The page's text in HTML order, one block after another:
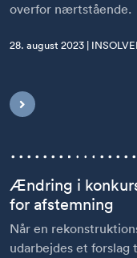
overfor nærtstående.
28. august 2023 |
Ændring i
for afstemning
Når en
udarbejdes et forslag